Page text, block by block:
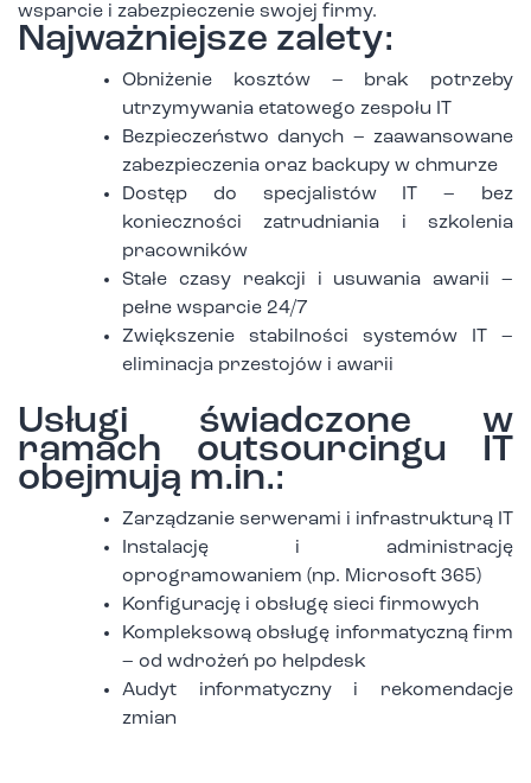
wsparcie i zabezpieczenie swojej firmy.
Najważniejsze zalety:
Obniżenie kosztów – brak potrzeby
utrzymywania etatowego zespołu IT
Bezpieczeństwo danych – zaawansowane
zabezpieczenia oraz backupy w chmurze
Dostęp do specjalistów IT – bez
konieczności zatrudniania i szkolenia
pracowników
Stałe czasy reakcji i usuwania awarii –
pełne wsparcie 24/7
Zwiększenie stabilności systemów IT –
eliminacja przestojów i awarii
Usługi świadczone w
ramach outsourcingu IT
obejmują m.in.:
Zarządzanie serwerami i infrastrukturą IT
Instalację i administrację
oprogramowaniem (np. Microsoft 365)
Konfigurację i obsługę sieci firmowych
Kompleksową obsługę informatyczną firm
– od wdrożeń po helpdesk
Audyt informatyczny i rekomendacje
zmian